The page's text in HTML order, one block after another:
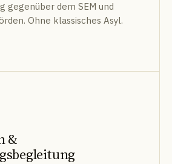
gegenüber dem SEM und
Ohne klassisches Asyl.
&